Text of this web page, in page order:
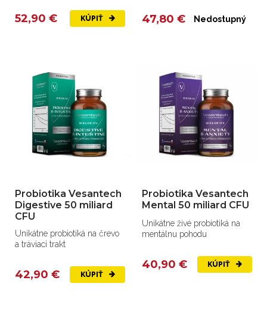
52,90 € KÚPIŤ 47,80 € Nedostupný
Probiotika Vesantech
Digestive 50 miliard
CFU
Unikátne probiotiká na črevo
a tráviaci trakt
42,90 € KÚPIŤ
Probiotika Vesantech
Mental 50 miliard CFU
Unikátne živé probiotiká na
mentálnu pohodu
40,90 € KÚPIŤ